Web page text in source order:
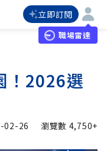
立即訂閱
職場雷達
！2026選
02-26 瀏覽數 4,750+